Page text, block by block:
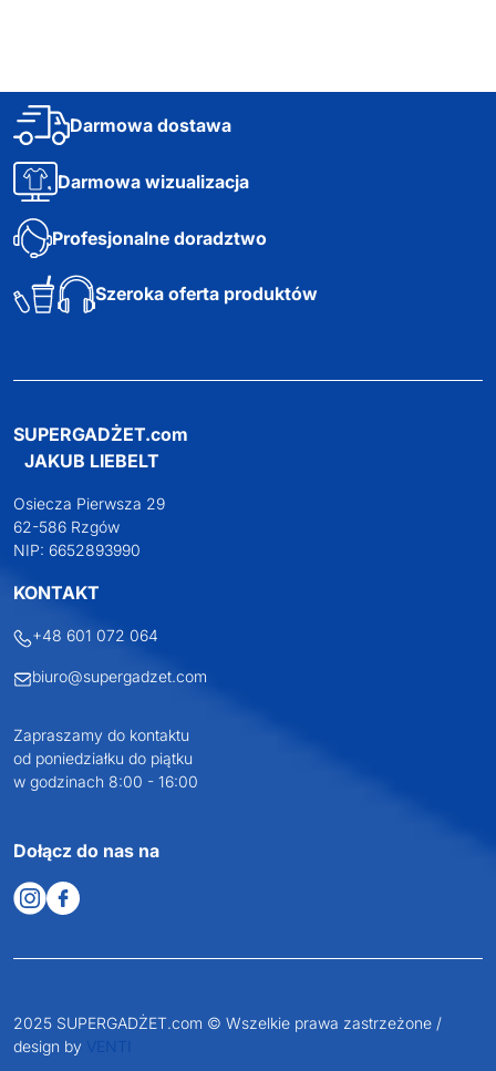
Darmowa dostawa
Darmowa wizualizacja
Profesjonalne doradztwo
Szeroka oferta produktów
SUPERGADŻET.com
JAKUB LIEBELT
Osiecza Pierwsza 29
62-586 Rzgów
NIP: 6652893990
KONTAKT
+48 601 072 064
biuro@supergadzet.com
Zapraszamy do kontaktu
od poniedziałku do piątku
w godzinach 8:00 - 16:00
Dołącz do nas na
2025 SUPERGADŻET.com © Wszelkie prawa zastrzeżone /
design by VENTI